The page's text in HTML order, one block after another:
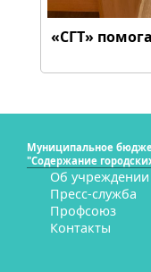
«СГТ»
Муниципальное
"Содержание
Об учреждении
Пресс-служба
Профсоюз
Контакты